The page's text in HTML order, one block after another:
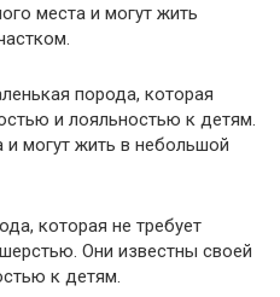
места и могут жить
порода, которая
и лояльностью к детям.
могут жить в небольшой
которая не требует
Они известны своей
к детям.